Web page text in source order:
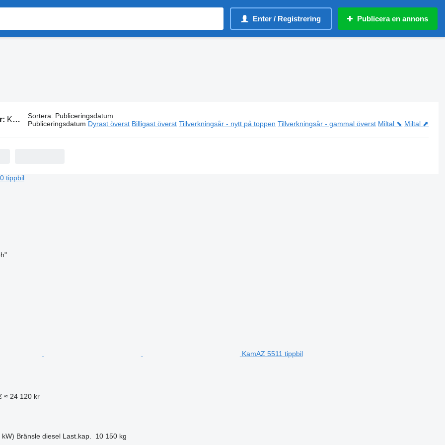
Enter / Registrering Publicera en annons
KamAZ tippbilar Sortera: Publiceringsdatum
Publiceringsdatum Dyrast överst Billigast överst Tillverkningsår - nytt på toppen Tillverkningsår - gammal överst Miltal ⬊ Miltal ⬈
KamAZ 5511 tippbil
≈ 24 120 kr
kW) Bränsle diesel Last.kap.
10 150 kg